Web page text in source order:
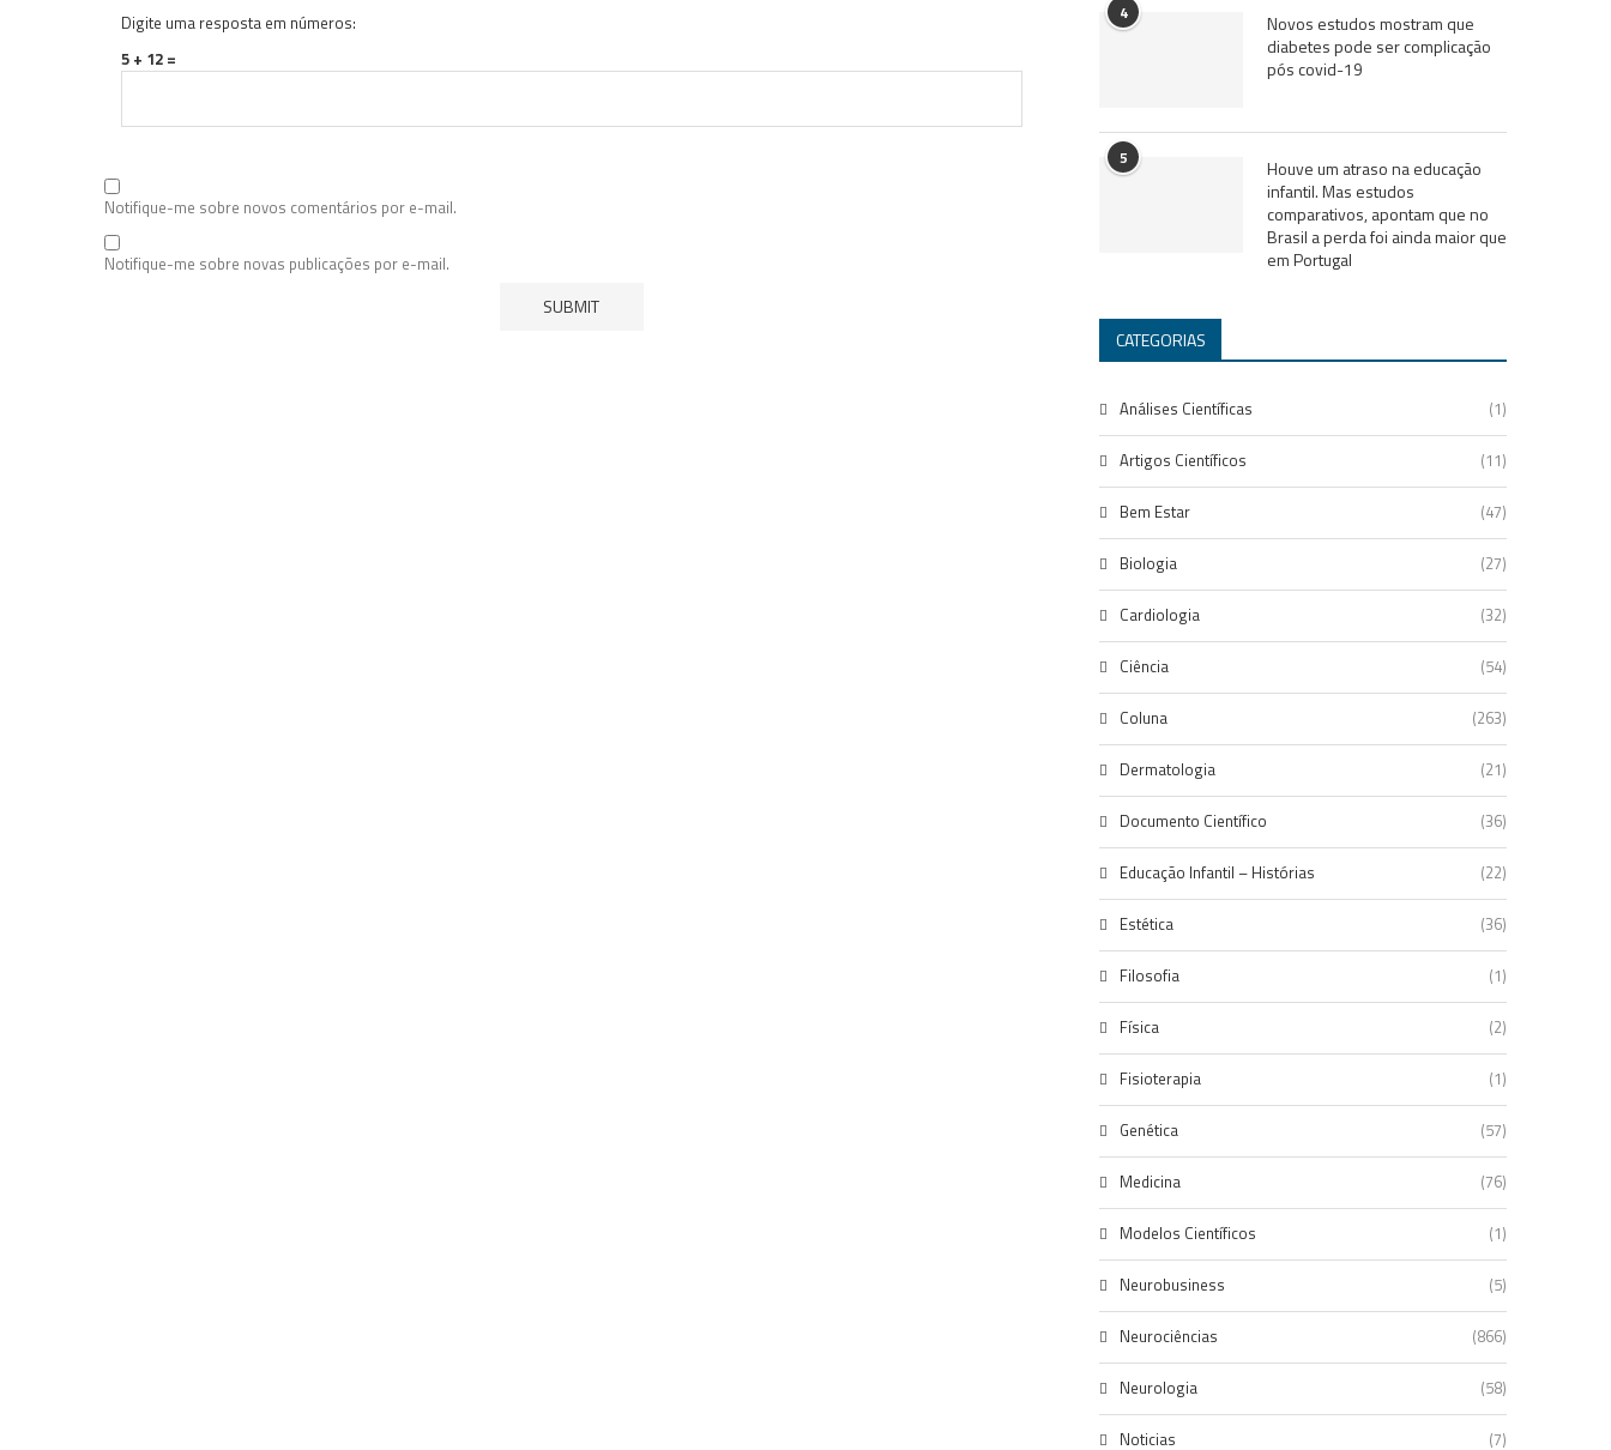
Digite uma resposta em números:
5 + 12 =
Notifique-me sobre novos comentários por e-mail.
Notifique-me sobre novas publicações por e-mail.
4
Novos estudos mostram que
diabetes pode ser complicação
pós covid-19
5
Houve um atraso na educação
infantil. Mas estudos
comparativos, apontam que no
Brasil a perda foi ainda maior que
em Portugal
CATEGORIAS
Análises Científicas (1)
Artigos Científicos (11)
Bem Estar (47)
Biologia (27)
Cardiologia (32)
Ciência (54)
Coluna (263)
Dermatologia (21)
Documento Científico (36)
Educação Infantil – Histórias (22)
Estética (36)
Filosofia (1)
Física (2)
Fisioterapia (1)
Genética (57)
Medicina (76)
Modelos Científicos (1)
Neurobusiness (5)
Neurociências (866)
Neurologia (58)
Noticias (7)